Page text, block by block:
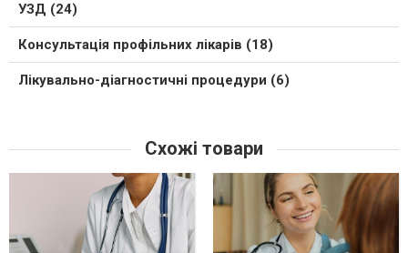
УЗД (24)
Консультація профільних лікарів (18)
Лікувально-діагностичні процедури (6)
Схожі товари